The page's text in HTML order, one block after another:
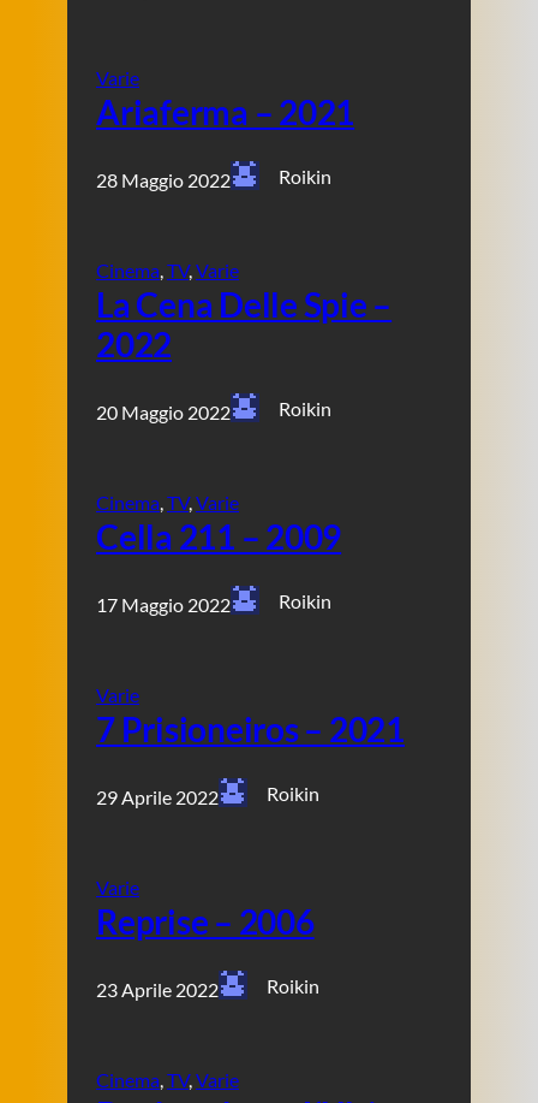
Varie
Ariaferma – 2021
28 Maggio 2022 Roikin
Cinema, TV, Varie
La Cena Delle Spie –
2022
20 Maggio 2022 Roikin
Cinema, TV, Varie
Cella 211 – 2009
17 Maggio 2022 Roikin
Varie
7 Prisioneiros – 2021
29 Aprile 2022 Roikin
Varie
Reprise – 2006
23 Aprile 2022 Roikin
Cinema, TV, Varie